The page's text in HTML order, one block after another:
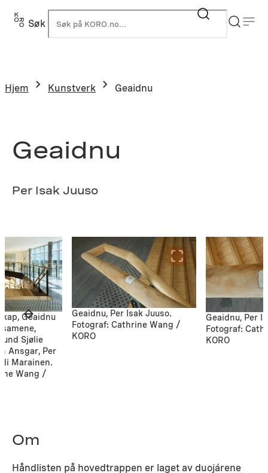
Hopp
Søk
Hjem Kunstverk Geaidnu
Geaidnu
Per Isak Juuso
Geaidnu
Sjølie
Ansgar, Per
Marainen.
Wang /
Geaidnu, Per Isak Juuso.
Fotograf: Cathrine Wang /
KORO
Geaidnu, Per
Fotograf:
KORO
Om
Håndlisten på hovedtrappen er laget av duojárene